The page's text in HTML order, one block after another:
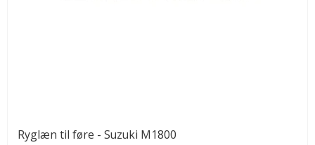
Ryglæn til føre - Suzuki M1800